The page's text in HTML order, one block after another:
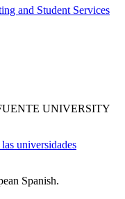
and Student Services
UNIVERSITY
universidades
Spanish.